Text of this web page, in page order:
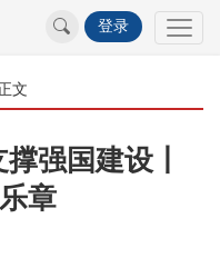
登录
文
强国建设丨
章